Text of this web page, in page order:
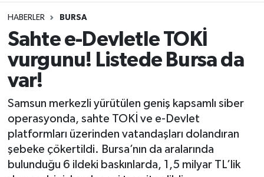
HABERLER BURSA
Sahte e-Devletle TOKİ
vurgunu! Listede Bursa da
var!
Samsun merkezli yürütülen geniş kapsamlı siber
operasyonda, sahte TOKİ ve e-Devlet
platformları üzerinden vatandaşları dolandıran
şebeke çökertildi. Bursa’nın da aralarında
bulunduğu 6 ildeki baskınlarda, 1,5 milyar TL’lik
Dünya
Eğitim
Ekonomi
Genel
Gündem
Magazin
Namaz Vakitleri
Trafik Durumu
Süper Lig Puan Durumu ve Fikstür
Tüm Manşetler
Son Dakika Haberleri
Haber Arşivi